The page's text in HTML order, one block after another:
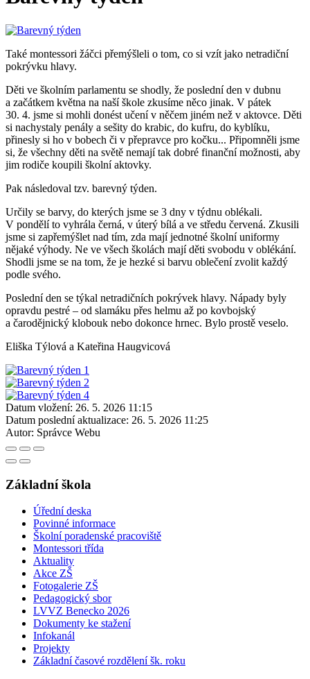
Také montessori žáčci přemýšleli o tom, co si vzít jako netradiční
pokrývku hlavy.
Děti ve školním parlamentu se shodly, že poslední den v dubnu
a začátkem května na naší škole zkusíme něco jinak. V pátek
30. 4. jsme si mohli donést učení v něčem jiném než v aktovce. Děti
si nachystaly penály a sešity do krabic, do kufru, do kyblíku,
přinesly si ho v bobech či v přepravce pro kočku... Připomněli jsme
si, že všechny děti na světě nemají tak dobré finanční možnosti, aby
jim rodiče koupili školní aktovky.
Pak následoval tzv. barevný týden.
Určily se barvy, do kterých jsme se 3 dny v týdnu oblékali.
V pondělí to vyhrála černá, v úterý bílá a ve středu červená. Zkusili
jsme si zapřemýšlet nad tím, zda mají jednotné školní uniformy
nějaké výhody. Ne ve všech školách mají děti svobodu v oblékání.
Shodli jsme se na tom, že je hezké si barvu oblečení zvolit každý
podle svého.
Poslední den se týkal netradičních pokrývek hlavy. Nápady byly
opravdu pestré – od slamáku přes helmu až po kovbojský
a čarodějnický klobouk nebo dokonce hrnec. Bylo prostě veselo.
Eliška Týlová a Kateřina Haugvicová
Datum vložení: 26. 5. 2026 11:15
Datum poslední aktualizace: 26. 5. 2026 11:25
Autor: Správce Webu
Základní škola
Úřední deska
Povinné informace
Školní poradenské pracoviště
Montessori třída
Aktuality
Akce ZŠ
Fotogalerie ZŠ
Pedagogický sbor
LVVZ Benecko 2026
Dokumenty ke stažení
Infokanál
Projekty
Základní časové rozdělení šk. roku